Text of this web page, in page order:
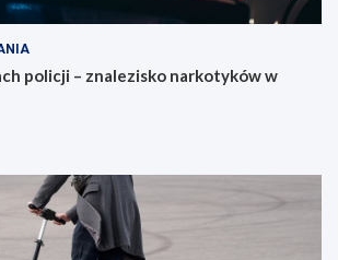
policji – znalezisko narkotyków w